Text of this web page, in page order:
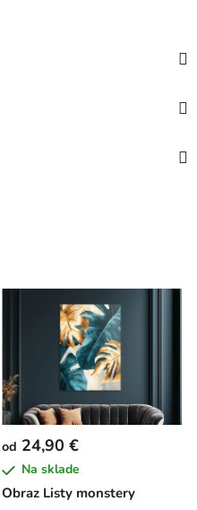
Obraz Listy monstery
od 24,90 €
Na sklade